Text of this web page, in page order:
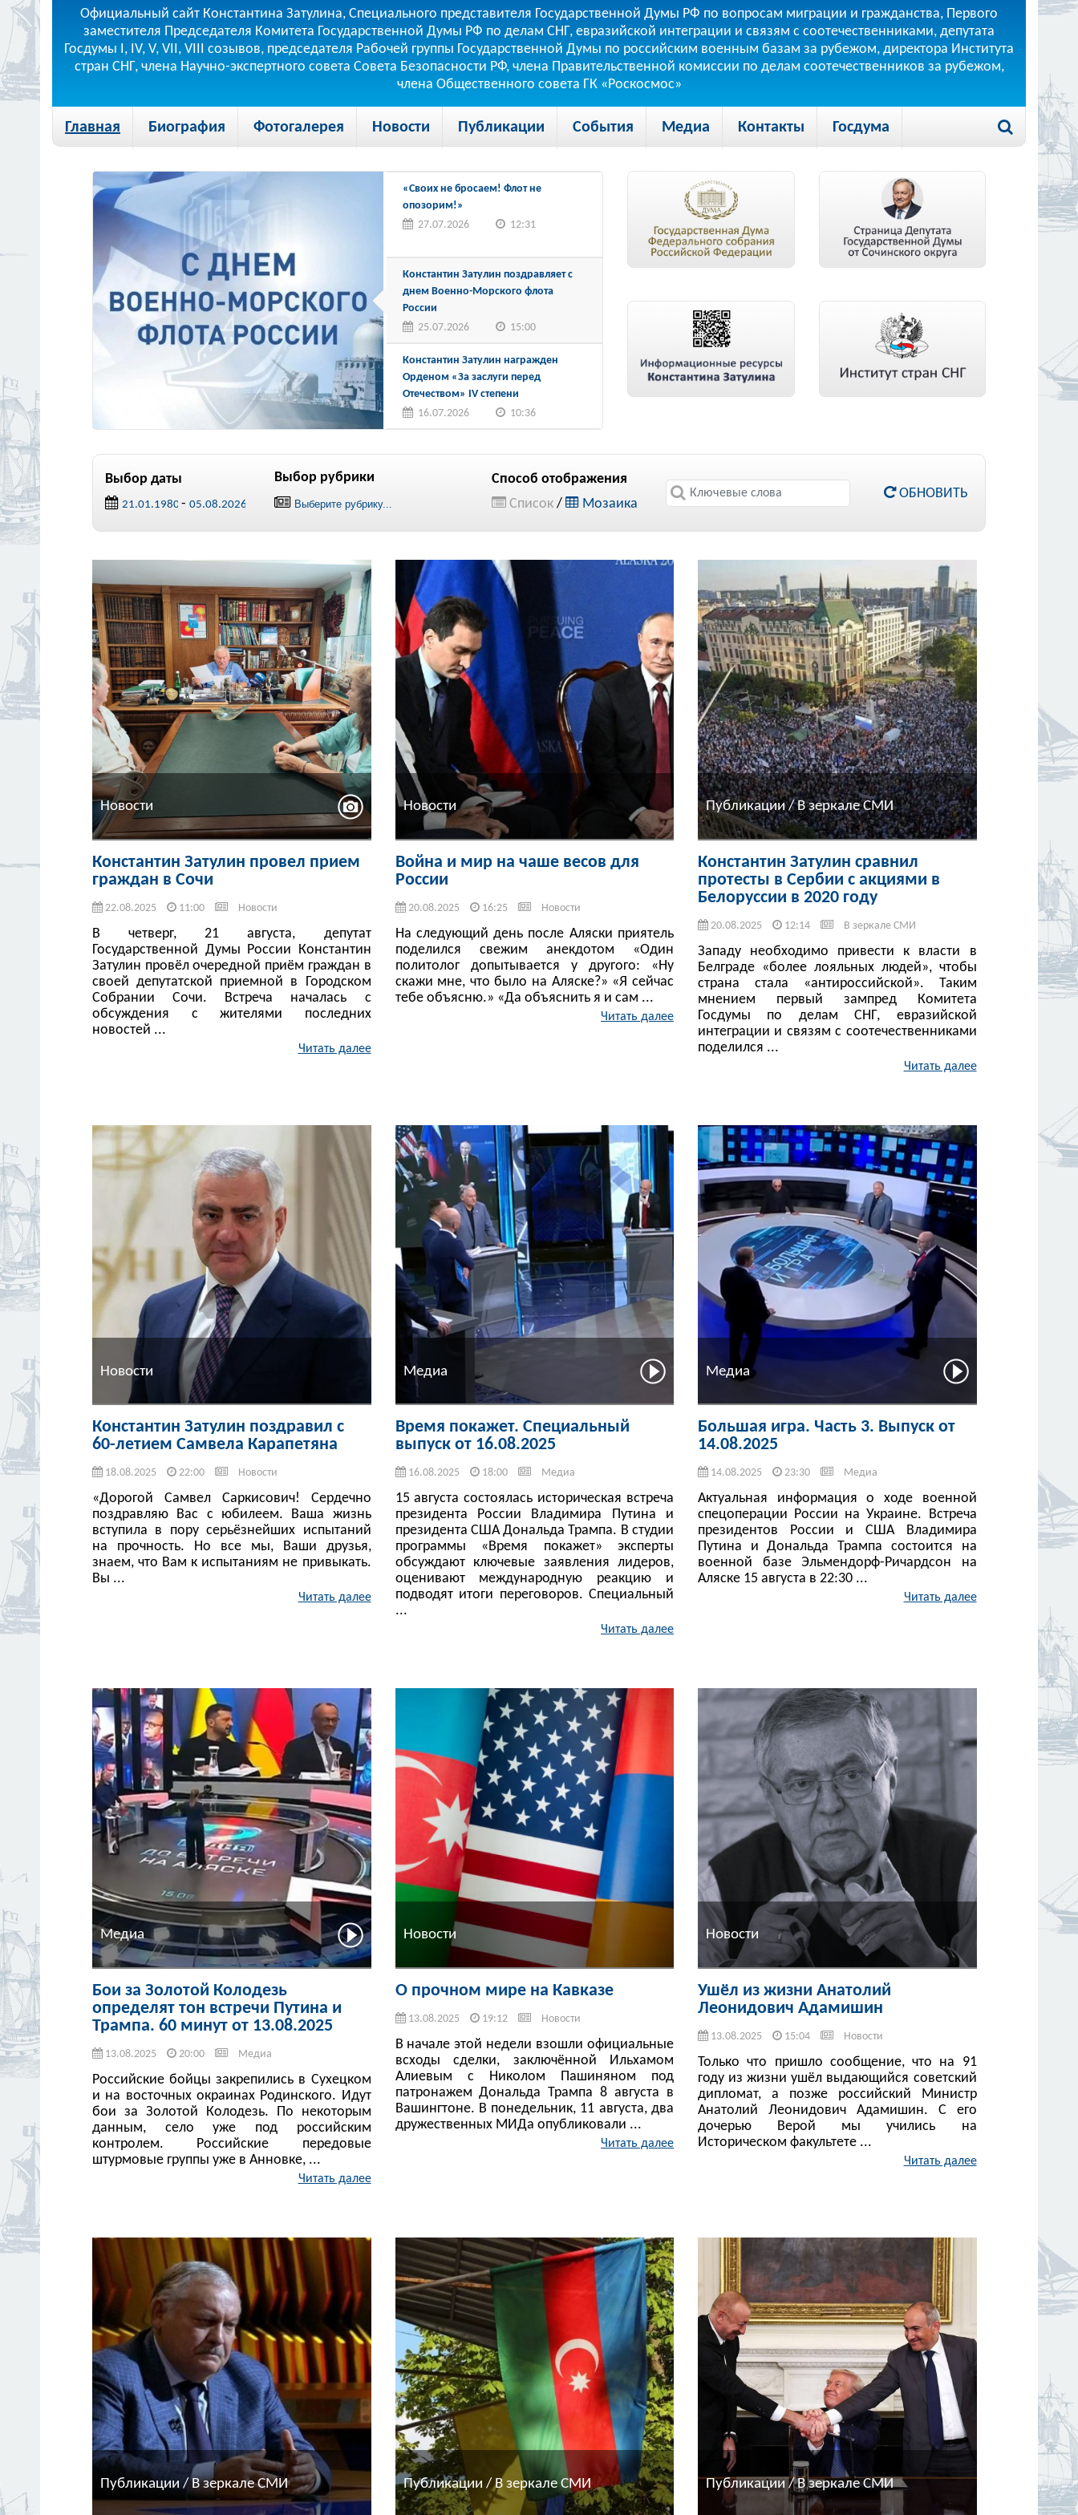
Официальный сайт Константина Затулина, Специального представителя Государственной Думы РФ по вопросам миграции и гражданства, Первого
заместителя Председателя Комитета Государственной Думы РФ по делам СНГ, евразийской интеграции и связям с соотечественниками, депутата
Госдумы I, IV, V, VII, VIII созывов, председателя Рабочей группы Государственной Думы по российским военным базам за рубежом, директора Института
стран СНГ, члена Научно-экспертного совета Совета Безопасности РФ, члена Правительственной комиссии по делам соотечественников за рубежом,
члена Общественного совета ГК «Роскосмос»
Главная Биография Фотогалерея Новости Публикации События Медиа Контакты Госдума
«Своих не бросаем! Флот не
опозорим!»
27.07.2026
12:31
Константин Затулин поздравляет с
днем Военно-Морского флота
России
25.07.2026
15:00
Константин Затулин награжден
Орденом «За заслуги перед
Отечеством» IV степени
16.07.2026
10:36
Выбор даты
-
Выбор рубрики
Способ отображения
Список/ Мозаика
ОБНОВИТЬ
Новости
Константин Затулин провел прием
граждан в Сочи
22.08.2025 11:00 Новости
В четверг, 21 августа, депутат
Государственной Думы России Константин
Затулин провёл очередной приём граждан в
своей депутатской приемной в Городском
Собрании Сочи. Встреча началась с
обсуждения с жителями последних
новостей ...
Читать далее
Новости
Война и мир на чаше весов для
России
20.08.2025 16:25 Новости
На следующий день после Аляски приятель
поделился свежим анекдотом «Один
политолог допытывается у другого: «Ну
скажи мне, что было на Аляске?» «Я сейчас
тебе объясню.» «Да объяснить я и сам ...
Читать далее
Публикации / В зеркале СМИ
Константин Затулин сравнил
протесты в Сербии с акциями в
Белоруссии в 2020 году
20.08.2025 12:14 В зеркале СМИ
Западу необходимо привести к власти в
Белграде «более лояльных людей», чтобы
страна стала «антироссийской». Таким
мнением первый зампред Комитета
Госдумы по делам СНГ, евразийской
интеграции и связям с соотечественниками
поделился ...
Читать далее
Новости
Константин Затулин поздравил с
60-летием Самвела Карапетяна
18.08.2025 22:00 Новости
«Дорогой Самвел Саркисович! Сердечно
поздравляю Вас с юбилеем. Ваша жизнь
вступила в пору серьёзнейших испытаний
на прочность. Но все мы, Ваши друзья,
знаем, что Вам к испытаниям не привыкать.
Вы ...
Читать далее
Медиа
Время покажет. Специальный
выпуск от 16.08.2025
16.08.2025 18:00 Медиа
15 августа состоялась историческая встреча
президента России Владимира Путина и
президента США Дональда Трампа. В студии
программы «Время покажет» эксперты
обсуждают ключевые заявления лидеров,
оценивают международную реакцию и
подводят итоги переговоров. Специальный
...
Читать далее
Медиа
Большая игра. Часть 3. Выпуск от
14.08.2025
14.08.2025 23:30 Медиа
Актуальная информация о ходе военной
спецоперации России на Украине. Встреча
президентов России и США Владимира
Путина и Дональда Трампа состоится на
военной базе Эльмендорф-Ричардсон на
Аляске 15 августа в 22:30 ...
Читать далее
Медиа
Бои за Золотой Колодезь
определят тон встречи Путина и
Трампа. 60 минут от 13.08.2025
13.08.2025 20:00 Медиа
Российские бойцы закрепились в Сухецком
и на восточных окраинах Родинского. Идут
бои за Золотой Колодезь. По некоторым
данным, село уже под российским
контролем. Российские передовые
штурмовые группы уже в Анновке, ...
Читать далее
Новости
О прочном мире на Кавказе
13.08.2025 19:12 Новости
В начале этой недели взошли официальные
всходы сделки, заключённой Ильхамом
Алиевым с Николом Пашиняном под
патронажем Дональда Трампа 8 августа в
Вашингтоне. В понедельник, 11 августа, два
дружественных МИДа опубликовали ...
Читать далее
Новости
Ушёл из жизни Анатолий
Леонидович Адамишин
13.08.2025 15:04 Новости
Только что пришло сообщение, что на 91
году из жизни ушёл выдающийся советский
дипломат, а позже российский Министр
Анатолий Леонидович Адамишин. С его
дочерью Верой мы учились на
Историческом факультете ...
Читать далее
Публикации / В зеркале СМИ Публикации / В зеркале СМИ Публикации / В зеркале СМИ